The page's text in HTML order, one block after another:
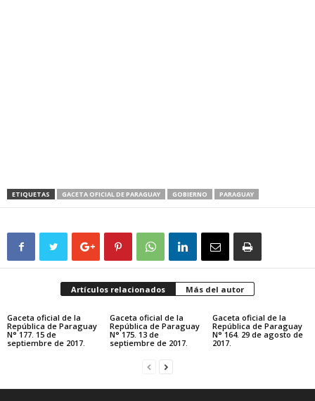
ETIQUETAS GACETA OFICIAL DE PARAGUAY GOBIERNO PARAGUAY
Artículos relacionados Más del autor
Gaceta oficial de la
República de Paraguay
N° 177. 15 de
septiembre de 2017.
Gaceta oficial de la
República de Paraguay
N° 175. 13 de
septiembre de 2017.
Gaceta oficial de la
República de Paraguay
N° 164. 29 de agosto de
2017.